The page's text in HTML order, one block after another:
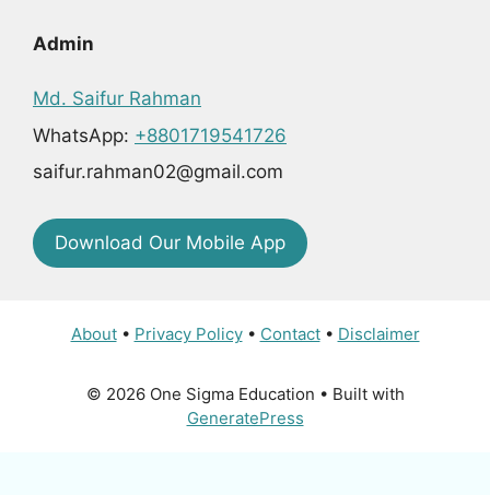
Admin
Md. Saifur Rahman
WhatsApp: +8801719541726
saifur.rahman02@gmail.com
Download Our Mobile App
About• Privacy Policy• Contact• Disclaimer
© 2026 One Sigma Education • Built with
GeneratePress